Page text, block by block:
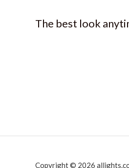
The best look
Copyright © 2026